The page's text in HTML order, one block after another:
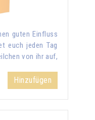
guten Einfluss
euch jeden Tag
von ihr auf,
Hinzufügen